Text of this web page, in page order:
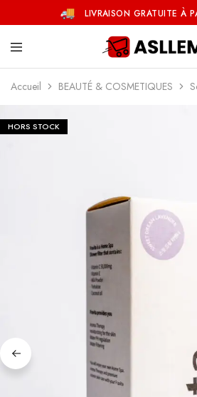
LIVRAISON GRATUITE À
Accueil BEAUTÉ & COSMETIQUES
HORS STOCK